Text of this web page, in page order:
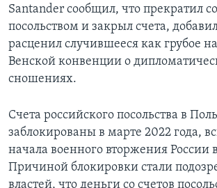
Santander сообщил, что прекратил
посольством и закрыл счета,
расценил случившееся как грубое
Венской конвенции о
сношениях.
Счета российского посольства в
заблокированы в марте 2022 года,
начала военного вторжения России
Причиной блокировки стали
властей, что деньги со счетов